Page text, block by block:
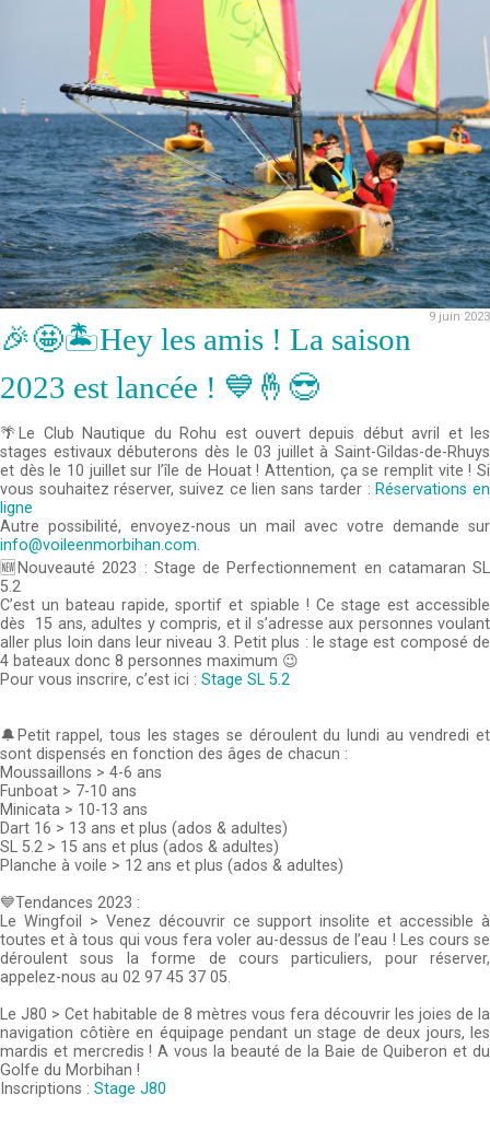
9 juin 2023
🎉🤩🏝️Hey les amis ! La saison
2023 est lancée ! 💙🤞😎
🌴Le Club Nautique du Rohu est ouvert depuis début avril et les
stages estivaux débuterons dès le 03 juillet à Saint-Gildas-de-Rhuys
et dès le 10 juillet sur l’île de Houat ! Attention, ça se remplit vite ! Si
vous souhaitez réserver, suivez ce lien sans tarder : Réservations en
ligne
Autre possibilité, envoyez-nous un mail avec votre demande sur
info@voileenmorbihan.com.
🆕Nouveauté 2023 : Stage de Perfectionnement en catamaran SL
5.2
C’est un bateau rapide, sportif et spiable ! Ce stage est accessible
dès 15 ans, adultes y compris, et il s’adresse aux personnes voulant
aller plus loin dans leur niveau 3. Petit plus : le stage est composé de
4 bateaux donc 8 personnes maximum 😉
Pour vous inscrire, c’est ici : Stage SL 5.2
🔔Petit rappel, tous les stages se déroulent du lundi au vendredi et
sont dispensés en fonction des âges de chacun :
Moussaillons > 4-6 ans
Funboat > 7-10 ans
Minicata > 10-13 ans
Dart 16 > 13 ans et plus (ados & adultes)
SL 5.2 > 15 ans et plus (ados & adultes)
Planche à voile > 12 ans et plus (ados & adultes)
💙Tendances 2023 :
Le Wingfoil > Venez découvrir ce support insolite et accessible à
toutes et à tous qui vous fera voler au-dessus de l’eau ! Les cours se
déroulent sous la forme de cours particuliers, pour réserver,
appelez-nous au 02 97 45 37 05.
Le J80 > Cet habitable de 8 mètres vous fera découvrir les joies de la
navigation côtière en équipage pendant un stage de deux jours, les
mardis et mercredis ! A vous la beauté de la Baie de Quiberon et du
Golfe du Morbihan !
Inscriptions : Stage J80